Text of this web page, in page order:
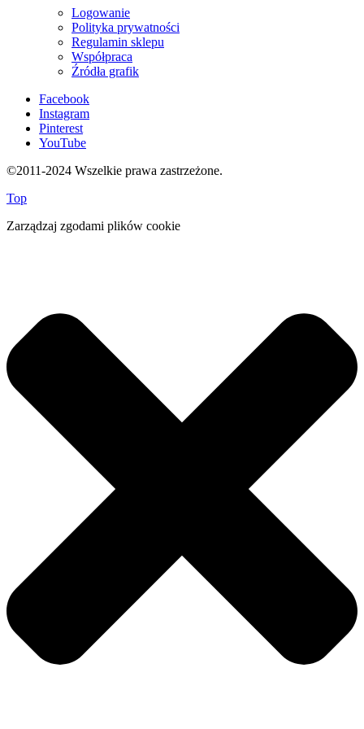
Logowanie
Polityka prywatności
Regulamin sklepu
Współpraca
Źródła grafik
Facebook
Instagram
Pinterest
YouTube
©2011-2024 Wszelkie prawa zastrzeżone.
Top
Zarządzaj zgodami plików cookie